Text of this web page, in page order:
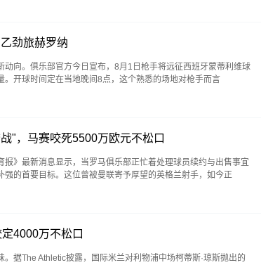
劲旅赫罗纳
动向。俱乐部官方今日宣布，8月1日枪手将远征西班牙蒙蒂利维球
开球时间定在当地晚间8点，这个熟悉的场地对枪手而言
"，马赛咬死5500万欧元不松口
》最新消息显示，当罗马俱乐部正忙着处理球员续约与出售事宜
的首要目标。这位曾被曼联寄予厚望的英格兰射手，如今正
4000万不松口
据The Athletic披露，国际米兰对利物浦中场柯蒂斯·琼斯抛出的